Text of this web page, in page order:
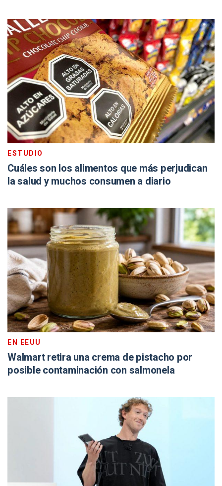
ESTUDIO
Cuáles son los alimentos que más perjudican
la salud y muchos consumen a diario
EN EEUU
Walmart retira una crema de pistacho por
posible contaminación con salmonela